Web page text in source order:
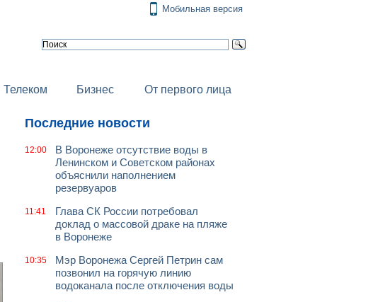
Мобильная версия
Телеком Бизнес От первого лица
Последние новости
12:00
В Воронеже отсутствие воды в
Ленинском и Советском районах
объяснили наполнением
резервуаров
11:41
Глава СК России потребовал
доклад о массовой драке на пляже
в Воронеже
10:35
Мэр Воронежа Сергей Петрин сам
позвонил на горячую линию
водоканала после отключения воды